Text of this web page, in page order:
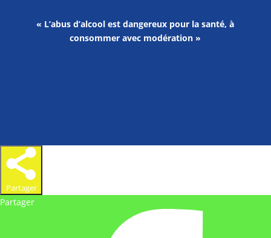
« L’abus d’alcool est dangereux pour la santé, à
consommer avec modération »
Partager
Partager